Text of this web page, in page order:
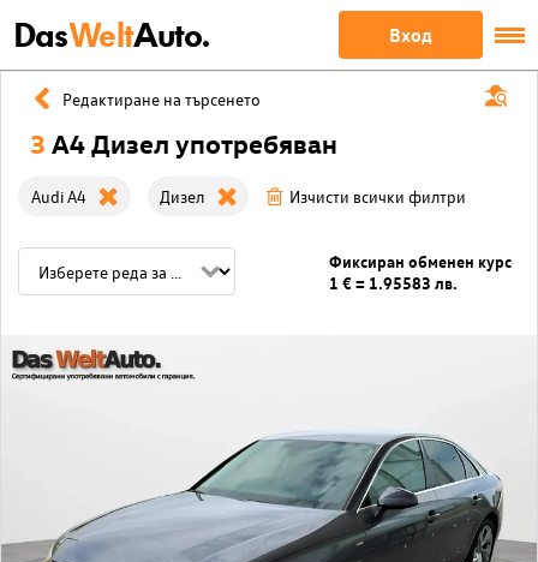
DasWeltAuto. Вход
Редактиране на търсенето
3 A4 Дизел употребяван
Audi A4 Дизел Изчисти всички филтри
Фиксиран обменен курс
1 € = 1.95583 лв.